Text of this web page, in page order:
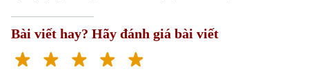
Bài viết hay? Hãy đánh giá bài viết